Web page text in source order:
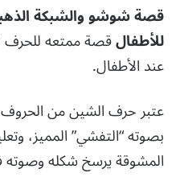
قصة شوشو والشبكة
للأطفالقصة ممتعه للحرف
عند الأطفال.
عتبر حرف الشين من
بصوته “التفشي” المميز،
المشوقة يرسخ شكله وصوته